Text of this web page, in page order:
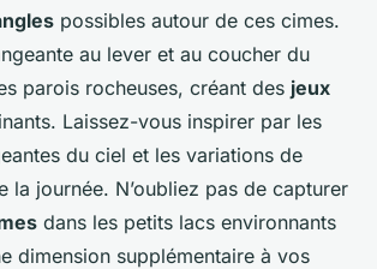
possibles autour de ces cimes.
au lever et au coucher du
parois rocheuses, créant des jeux
Laissez-vous inspirer par les
du ciel et les variations de
la journée. N’oubliez pas de capturer
dans les petits lacs environnants
dimension supplémentaire à vos